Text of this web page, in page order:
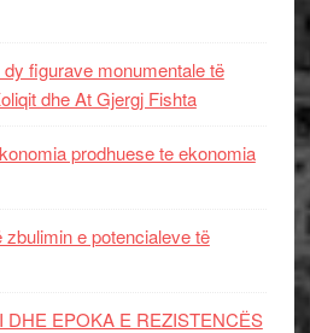
figurave monumentale të
dhe At Gjergj Fishta
prodhuese te ekonomia
e potencialeve të
DHE EPOKA E REZISTENCЁS